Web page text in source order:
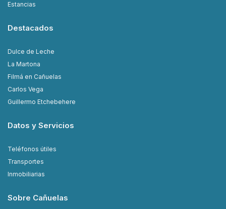
Estancias
Destacados
Dulce de Leche
La Martona
Filmá en Cañuelas
Carlos Vega
Guillermo Etchebehere
Datos y Servicios
Teléfonos útiles
Transportes
Inmobiliarias
Sobre Cañuelas